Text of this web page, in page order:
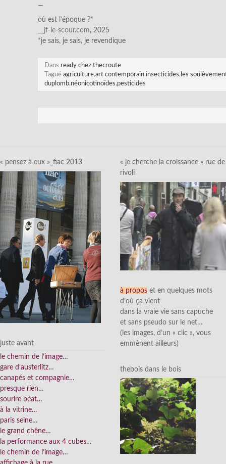
—
où est l’époque ?*
__jf-le-scour.com, 2025
*je sais, je sais, je revendique
Dans ready chez thecroute
Tagué agriculture,art contemporain,insecticides, les
duplomb,néonicotinoïdes,pesticides
« pensez à eux »_fiac 2013
juste avant
le chemin de l’image…
gare d’austerlitz…
canapés et compagnie…
presque rien…
sourire béat…
à la vitrine…
paris seine…
le grand chêne…
la performance aux 4 cubes…
le chemin de l’image…
« je cherche la croissance » rue de
rivoli
à propos et en quelques mots
d’où ça vient
dans la vraie vie sans capuche
et sans pseudo sur le net…
(les images, d’un « clic », vous
emmènent ailleurs)
thebois dans le bois